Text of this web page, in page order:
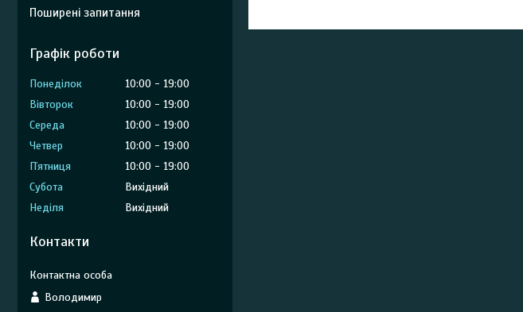
Поширені запитання
Графік роботи
Понеділок 10:00
19:00
Вівторок
10:00
19:00
Середа
10:00
19:00
Четвер
10:00
19:00
Пʼятниця
10:00
19:00
Субота
Вихідний
Неділя
Вихідний
Контакти
Володимир